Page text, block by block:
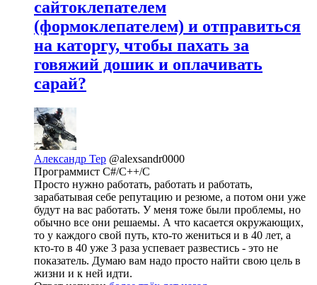
сайтоклепателем
(формоклепателем) и отправиться
на каторгу, чтобы пахать за
говяжий дошик и оплачивать
сарай?
Александр Тер @alexsandr0000
Программист C#/C++/C
Просто нужно работать, работать и работать,
зарабатывая себе репутацию и резюме, а потом они уже
будут на вас работать. У меня тоже были проблемы, но
обычно все они решаемы. А что касается окружающих,
то у каждого свой путь, кто-то жениться и в 40 лет, а
кто-то в 40 уже 3 раза успевает развестись - это не
показатель. Думаю вам надо просто найти свою цель в
жизни и к ней идти.